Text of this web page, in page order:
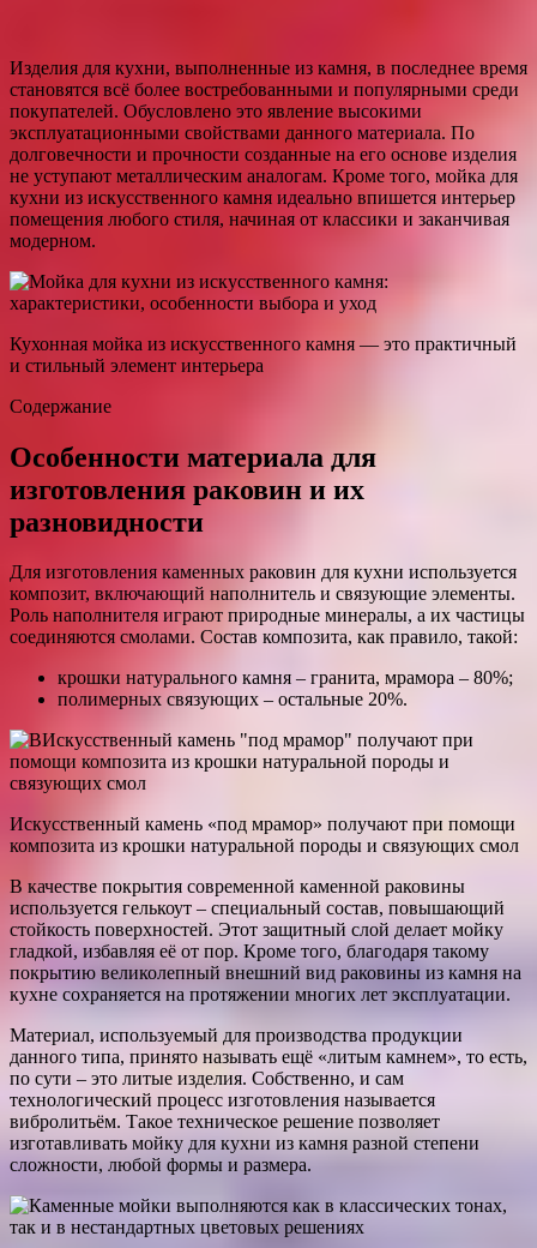
Изделия для кухни, выполненные из камня, в последнее время
становятся всё более востребованными и популярными среди
покупателей. Обусловлено это явление высокими
эксплуатационными свойствами данного материала. По
долговечности и прочности созданные на его основе изделия
не уступают металлическим аналогам. Кроме того, мойка для
кухни из искусственного камня идеально впишется интерьер
помещения любого стиля, начиная от классики и заканчивая
модерном.
Кухонная мойка из искусственного камня — это практичный
и стильный элемент интерьера
Содержание
Особенности материала для
изготовления раковин и их
разновидности
Для изготовления каменных раковин для кухни используется
композит, включающий наполнитель и связующие элементы.
Роль наполнителя играют природные минералы, а их частицы
соединяются смолами. Состав композита, как правило, такой:
крошки натурального камня – гранита, мрамора – 80%;
полимерных связующих – остальные 20%.
Искусственный камень «под мрамор» получают при помощи
композита из крошки натуральной породы и связующих смол
В качестве покрытия современной каменной раковины
используется гелькоут – специальный состав, повышающий
стойкость поверхностей. Этот защитный слой делает мойку
гладкой, избавляя её от пор. Кроме того, благодаря такому
покрытию великолепный внешний вид раковины из камня на
кухне сохраняется на протяжении многих лет эксплуатации.
Материал, используемый для производства продукции
данного типа, принято называть ещё «литым камнем», то есть,
по сути – это литые изделия. Собственно, и сам
технологический процесс изготовления называется
вибролитьём. Такое техническое решение позволяет
изготавливать мойку для кухни из камня разной степени
сложности, любой формы и размера.